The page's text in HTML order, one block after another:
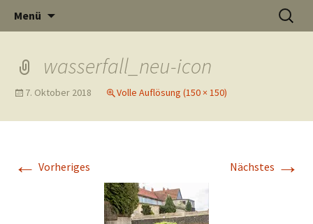
Thüste im
Internet
und
Menü
Suchen
nach:
wasserfall_neu-icon
7. Oktober 2018 Volle Auflösung (150 × 150)
← Vorheriges Nächstes →